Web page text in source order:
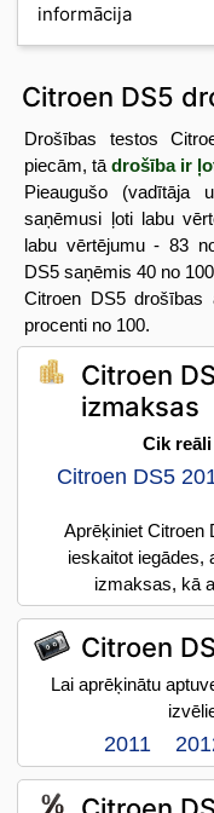
informācija
Citroen DS5
Drošības testos
piecām, tādrošība ir
Pieaugušo (vadītāja
saņēmusi ļoti labu
labu vērtējumu - 83
DS5 saņēmis 40 no
Citroen DS5
procenti no 100.
Citroen
izmaksas
Cik
Citroen DS5
Aprēķiniet Citroen
ieskaitot iegādes,
izmaksas, kā
Citroen
Lai aprēķinātu
2011